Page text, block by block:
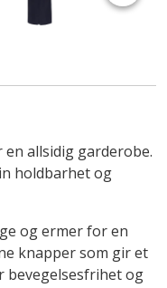
allsidig garderobe.
holdbarhet og
og ermer for en
knapper som gir et
bevegelsesfrihet og